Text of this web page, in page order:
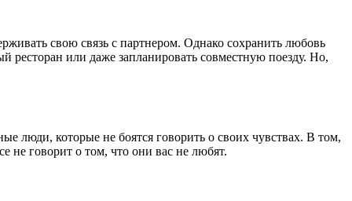
свою связь с партнером. Однако сохранить любовь
ресторан или даже запланировать совместную поезду. Но,
люди, которые не боятся говорить о своих чувствах. В том,
не говорит о том, что они вас не любят.